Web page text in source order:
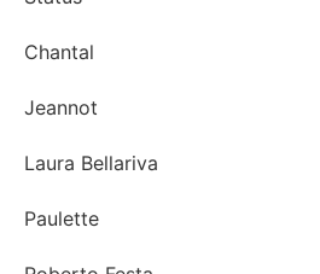
Chantal
Jeannot
Laura Bellariva
Paulette